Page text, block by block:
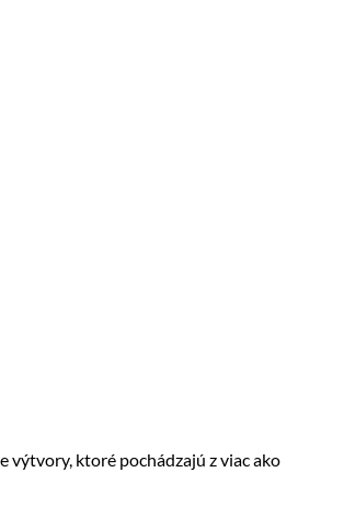
výtvory, ktoré pochádzajú z viac ako